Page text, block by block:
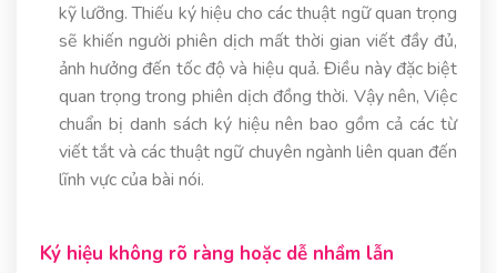
kỹ lưỡng. Thiếu ký hiệu cho các thuật ngữ quan trọng
sẽ khiến người phiên dịch mất thời gian viết đầy đủ,
ảnh hưởng đến tốc độ và hiệu quả. Điều này đặc biệt
quan trọng trong phiên dịch đồng thời. Vậy nên, Việc
chuẩn bị danh sách ký hiệu nên bao gồm cả các từ
viết tắt và các thuật ngữ chuyên ngành liên quan đến
lĩnh vực của bài nói.
Ký hiệu không rõ ràng hoặc dễ nhầm lẫn